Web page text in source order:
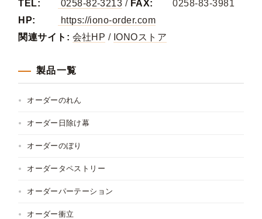
TEL:
0258-82-3213 / FAX:
0258-83-3981
HP:
https://iono-order.com
関連サイト: 会社HP / IONOストア
製品一覧
オーダーのれん
オーダー日除け幕
オーダーのぼり
オーダータペストリー
オーダーパーテーション
オーダー衝立